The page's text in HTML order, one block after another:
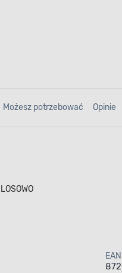
Możesz potrzebować Opinie
EAN